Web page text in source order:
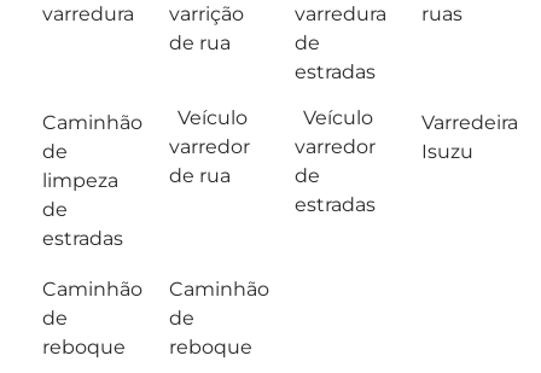
varredura
varrição
de rua
varredura
de
estradas
ruas
Caminhão
de
limpeza
de
estradas
Veículo
varredor
de rua
Veículo
varredor
de
estradas
Varredeira
Isuzu
Caminhão
de
reboque
Caminhão
de
reboque